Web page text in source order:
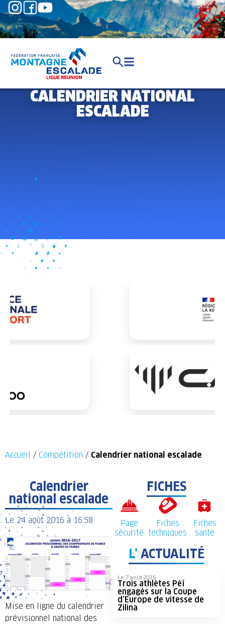
CALENDRIER NATIONAL
ESCALADE
Accueil / Compétition / Calendrier national escalade
Calendrier
national escalade
Le 24 août 2016 à 16:58
Mise en ligne du calendrier
prévisionnel national des
FICHES
Page
sécurité
Fiches
techniques
Fiches
santé
L’ ACTUALITÉ
Le 7 août 2026
Trois athlètes Péï
engagés sur la Coupe
d’Europe de vitesse de
Zilina